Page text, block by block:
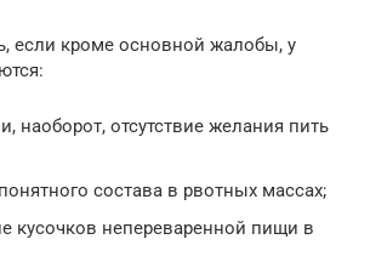
если кроме основной жалобы, у
наоборот, отсутствие желания пить
состава в рвотных массах;
кусочков непереваренной пищи в